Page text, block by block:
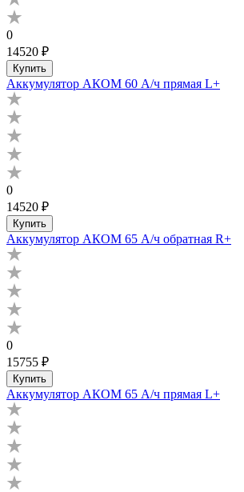
0
14520 ₽
Купить
Аккумулятор АКОМ 60 А/ч прямая L+
0
14520 ₽
Купить
Аккумулятор АКОМ 65 А/ч обратная R+
0
15755 ₽
Купить
Аккумулятор АКОМ 65 А/ч прямая L+